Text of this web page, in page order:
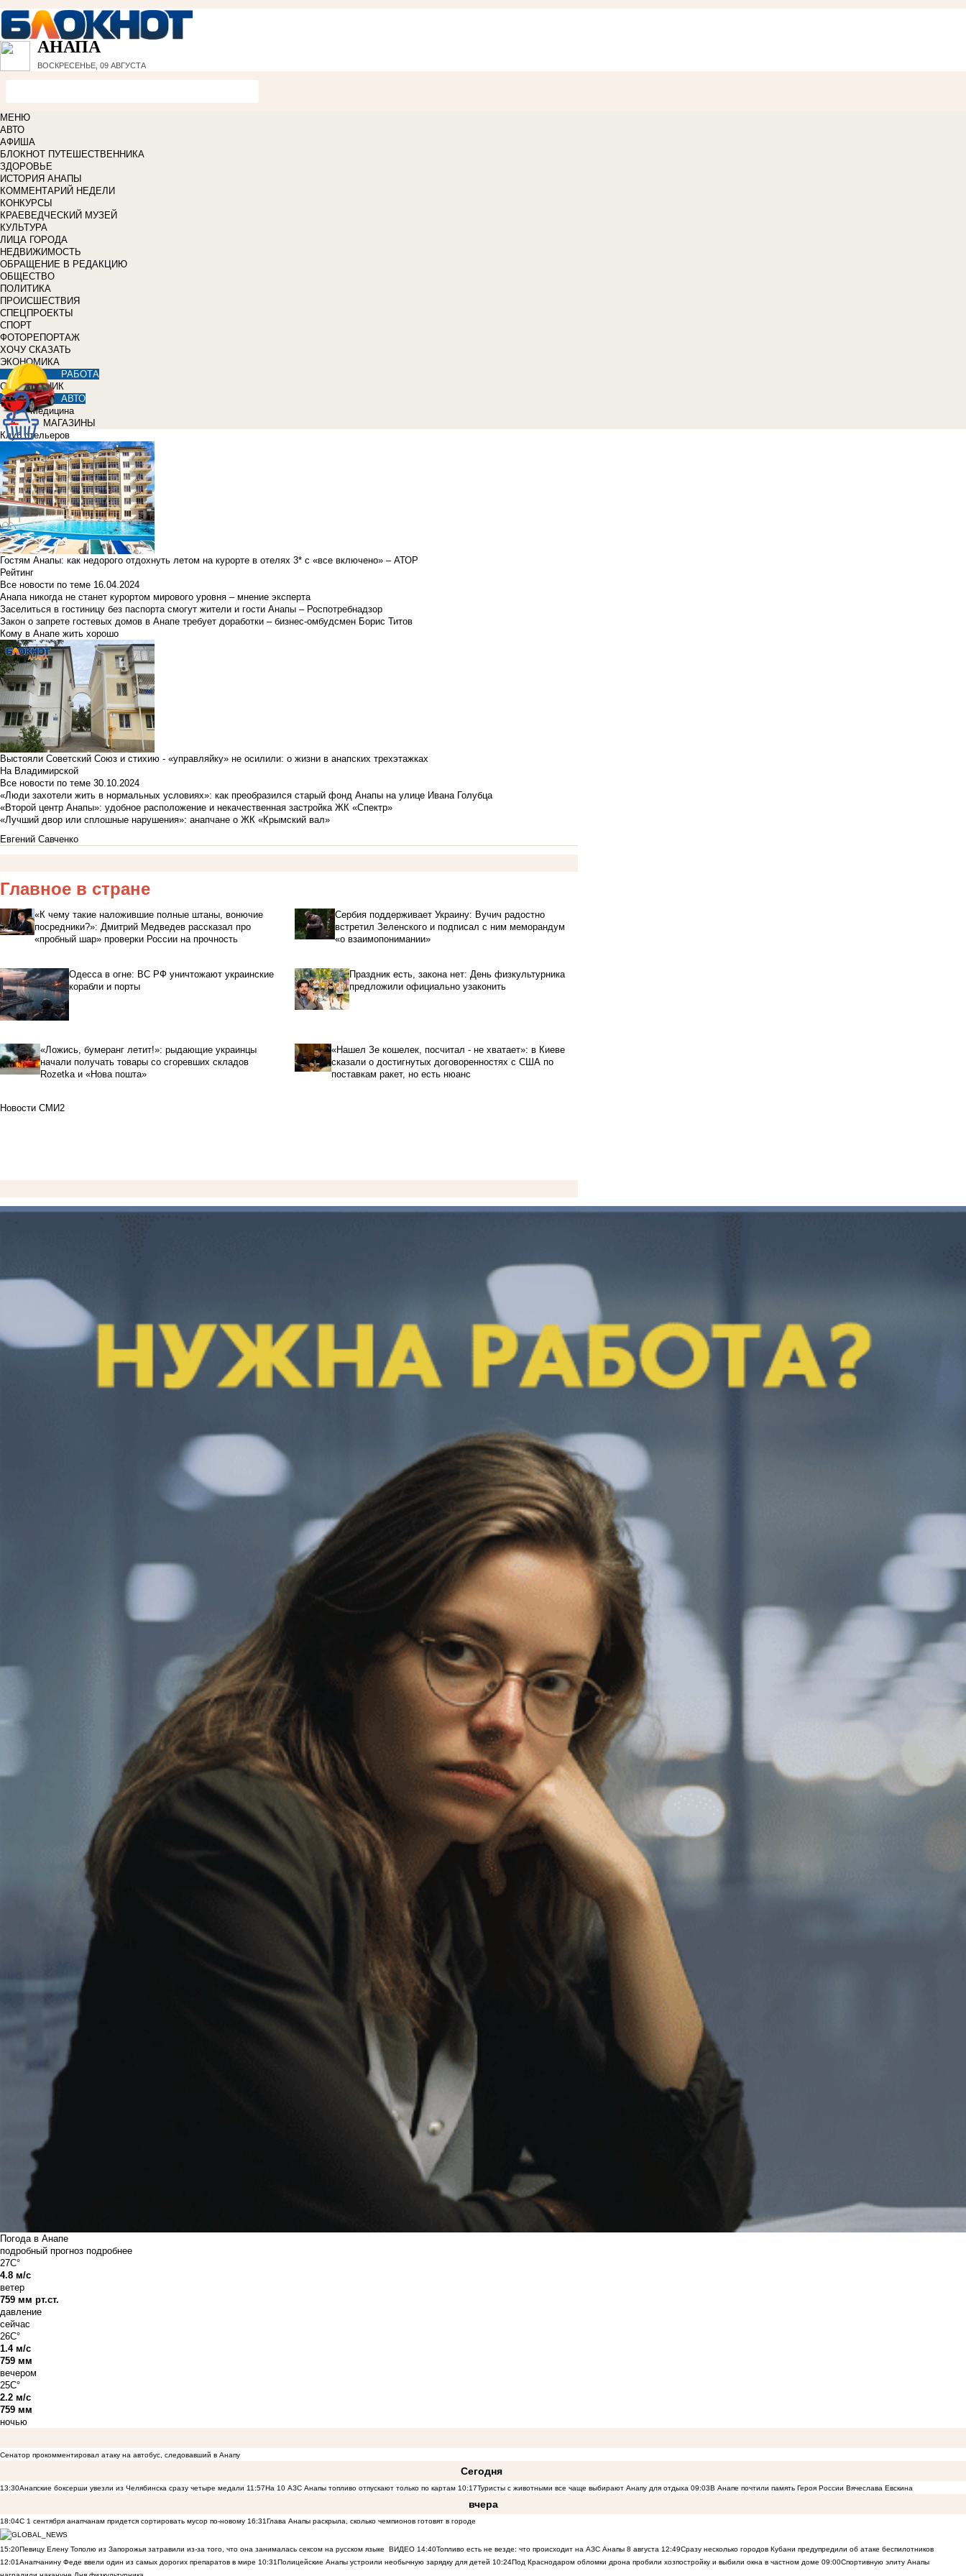
АНАПА
ВОСКРЕСЕНЬЕ, 09 АВГУСТА
МЕНЮ
АВТО
АФИША
БЛОКНОТ ПУТЕШЕСТВЕННИКА
ЗДОРОВЬЕ
ИСТОРИЯ АНАПЫ
КОММЕНТАРИЙ НЕДЕЛИ
КОНКУРСЫ
КРАЕВЕДЧЕСКИЙ МУЗЕЙ
КУЛЬТУРА
ЛИЦА ГОРОДА
НЕДВИЖИМОСТЬ
ОБРАЩЕНИЕ В РЕДАКЦИЮ
ОБЩЕСТВО
ПОЛИТИКА
ПРОИСШЕСТВИЯ
СПЕЦПРОЕКТЫ
СПОРТ
ФОТОРЕПОРТАЖ
ХОЧУ СКАЗАТЬ
ЭКОНОМИКА
РАБОТА
СПРАВОЧНИК
АВТО
Медицина
МАГАЗИНЫ
Клуб отельеров
Гостям Анапы: как недорого отдохнуть летом на курорте в отелях 3* с «все включено» – АТОР
Рейтинг
Все новости по теме 16.04.2024
Анапа никогда не станет курортом мирового уровня – мнение эксперта
Заселиться в гостиницу без паспорта смогут жители и гости Анапы – Роспотребнадзор
Закон о запрете гостевых домов в Анапе требует доработки – бизнес-омбудсмен Борис Титов
Кому в Анапе жить хорошо
Выстояли Советский Союз и стихию - «управляйку» не осилили: о жизни в анапских трехэтажках
На Владимирской
Все новости по теме 30.10.2024
«Люди захотели жить в нормальных условиях»: как преобразился старый фонд Анапы на улице Ивана Голубца
«Второй центр Анапы»: удобное расположение и некачественная застройка ЖК «Спектр»
«Лучший двор или сплошные нарушения»: анапчане о ЖК «Крымский вал»
Евгений Савченко
Главное в стране
«К чему такие наложившие полные штаны, вонючие
посредники?»: Дмитрий Медведев рассказал про
«пробный шар» проверки России на прочность
Сербия поддерживает Украину: Вучич радостно
встретил Зеленского и подписал с ним меморандум
«о взаимопонимании»
Одесса в огне: ВС РФ уничтожают украинские
корабли и порты
Праздник есть, закона нет: День физкультурника
предложили официально узаконить
«Ложись, бумеранг летит!»: рыдающие украинцы
начали получать товары со сгоревших складов
Rozetka и «Нова пошта»
«Нашел Зе кошелек, посчитал - не хватает»: в Киеве
сказали о достигнутых договоренностях с США по
поставкам ракет, но есть нюанс
Новости СМИ2
Погода в Анапе
подробный прогноз подробнее
27C°
4.8 м/с
ветер
759 мм рт.ст.
давление
сейчас
26C°
1.4 м/с
759 мм
вечером
25C°
2.2 м/с
759 мм
ночью
Сенатор прокомментировал атаку на автобус, следовавший в Анапу
Сегодня
13:30Анапские боксерши увезли из Челябинска сразу четыре медали 11:57На 10 АЗС Анапы топливо отпускают только по картам 10:17Туристы с животными все чаще выбирают Анапу для отдыха 09:03В Анапе почтили память Героя России Вячеслава Евскина
вчера
18:04С 1 сентября анапчанам придется сортировать мусор по-новому 16:31Глава Анапы раскрыла, сколько чемпионов готовят в городе
15:20Певицу Елену Тополю из Запорожья затравили из-за того, что она занималась сексом на русском языке ВИДЕО 14:40Топливо есть не везде: что происходит на АЗС Анапы 8 августа 12:49Сразу несколько городов Кубани предупредили об атаке беспилотников
12:01Анапчанину Феде ввели один из самых дорогих препаратов в мире 10:31Полицейские Анапы устроили необычную зарядку для детей 10:24Под Краснодаром обломки дрона пробили хозпостройку и выбили окна в частном доме 09:00Спортивную элиту Анапы